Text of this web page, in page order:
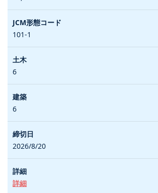
101-1
6
6
2026/8/20
詳細